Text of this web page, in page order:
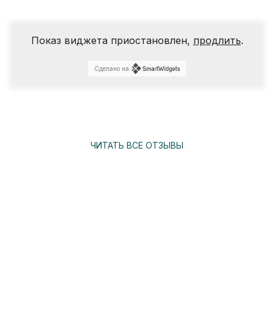
Показ виджета приостановлен, продлить.
Сделано на
ЧИТАТЬ ВСЕ ОТЗЫВЫ